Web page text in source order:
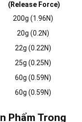
(Release Force)
200g (1.96N)
20g (0.2N)
22g (0.22N)
25g (0.25N)
60g (0.59N)
60g (0.59N)
Phẩm Trong